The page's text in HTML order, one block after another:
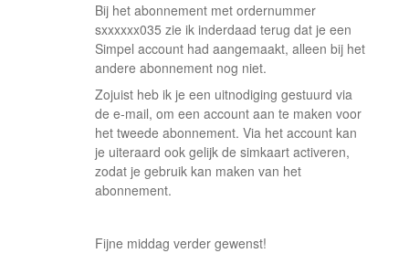
Bij het abonnement met ordernummer
sxxxxxx035 zie ik inderdaad terug dat je een
Simpel account had aangemaakt, alleen bij het
andere abonnement nog niet.
Zojuist heb ik je een uitnodiging gestuurd via
de e-mail, om een account aan te maken voor
het tweede abonnement. Via het account kan
je uiteraard ook gelijk de simkaart activeren,
zodat je gebruik kan maken van het
abonnement.
Fijne middag verder gewenst!